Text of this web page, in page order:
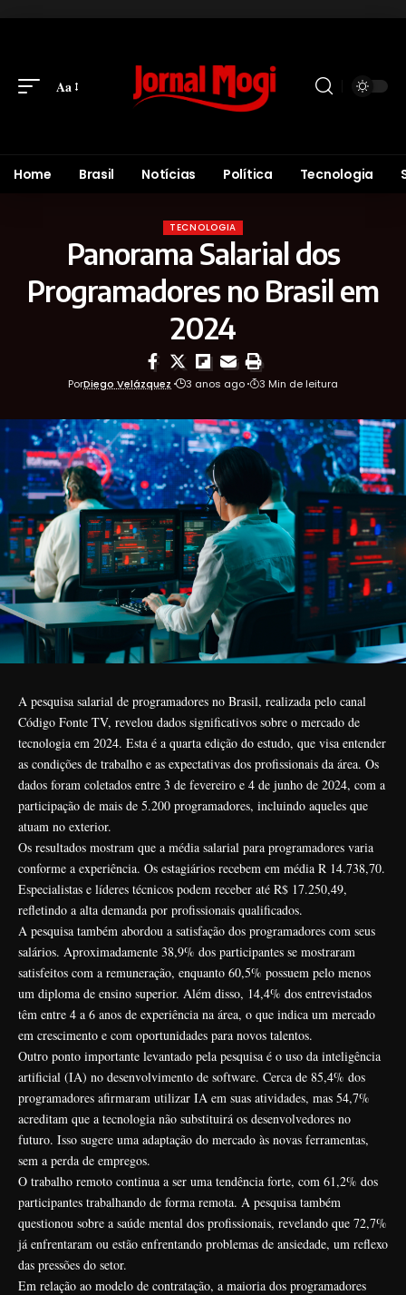
Aa
Home Brasil Notícias Política Tecnologia
TECNOLOGIA
Panorama Salarial dos
Programadores no Brasil em
2024
PorDiego Velázquez 3 anos ago 3 Min de leitura
A pesquisa salarial de programadores no Brasil, realizada pelo canal
Código Fonte TV, revelou dados significativos sobre o mercado de
tecnologia em 2024. Esta é a quarta edição do estudo, que visa entender
as condições de trabalho e as expectativas dos profissionais da área. Os
dados foram coletados entre 3 de fevereiro e 4 de junho de 2024, com a
participação de mais de 5.200 programadores, incluindo aqueles que
atuam no exterior.
Os resultados mostram que a média salarial para programadores varia
conforme a experiência. Os estagiários recebem em média R 14.738,70.
Especialistas e líderes técnicos podem receber até R$ 17.250,49,
refletindo a alta demanda por profissionais qualificados.
A pesquisa também abordou a satisfação dos programadores com seus
salários. Aproximadamente 38,9% dos participantes se mostraram
satisfeitos com a remuneração, enquanto 60,5% possuem pelo menos
um diploma de ensino superior. Além disso, 14,4% dos entrevistados
têm entre 4 a 6 anos de experiência na área, o que indica um mercado
em crescimento e com oportunidades para novos talentos.
Outro ponto importante levantado pela pesquisa é o uso da inteligência
artificial (IA) no desenvolvimento de software. Cerca de 85,4% dos
programadores afirmaram utilizar IA em suas atividades, mas 54,7%
acreditam que a tecnologia não substituirá os desenvolvedores no
futuro. Isso sugere uma adaptação do mercado às novas ferramentas,
sem a perda de empregos.
O trabalho remoto continua a ser uma tendência forte, com 61,2% dos
participantes trabalhando de forma remota. A pesquisa também
questionou sobre a saúde mental dos profissionais, revelando que 72,7%
já enfrentaram ou estão enfrentando problemas de ansiedade, um reflexo
das pressões do setor.
Em relação ao modelo de contratação, a maioria dos programadores